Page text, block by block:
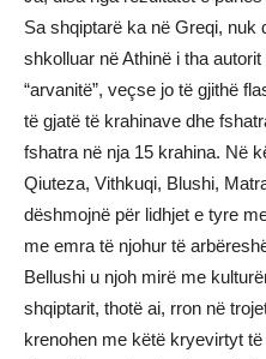
Sa shqiptarë ka në Greqi, nuk
shkolluar në Athinë i tha
“arvanitë”, veçse jo të gjithë
të gjatë të krahinave dhe
fshatra në nja 15 krahina. Në
Qiuteza, Vithkuqi, Blushi,
dëshmojnë për lidhjet e tyre
me emra të njohur të
Bellushi u njoh mirë me
shqiptarit, thotë ai, rron në
krenohen me këtë kryevirtyt